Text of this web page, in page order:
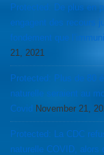
Protected: De plus en
engagent des recours
fondement que
21, 2021
Protected: Plus de 80
naturelle seraient au
Covid November 21,
Protected: La CDC
naturelle COVID, alors